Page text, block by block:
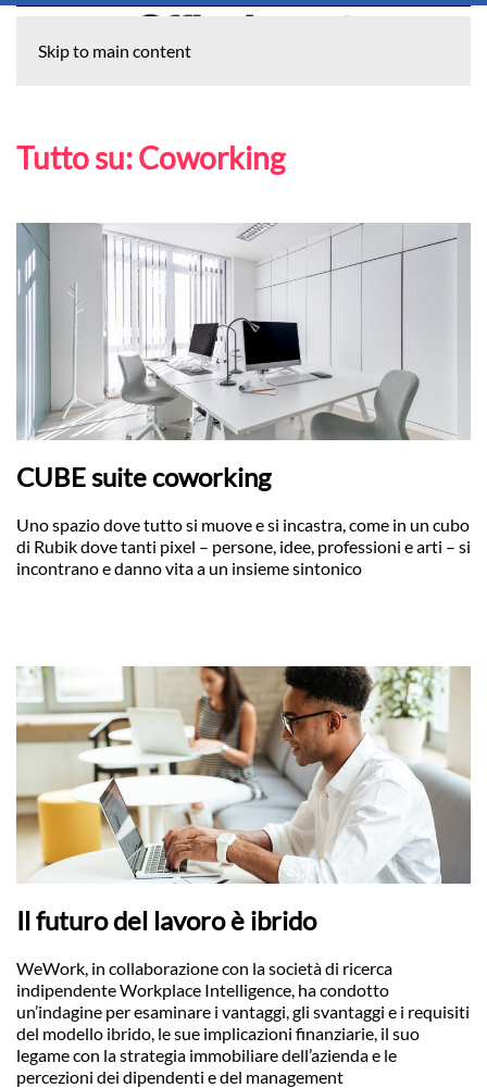
Skip to main content
Tutto su:Coworking
CUBE suite coworking
Uno spazio dove tutto si muove e si incastra, come in un cubo
di Rubik dove tanti pixel – persone, idee, professioni e arti – si
incontrano e danno vita a un insieme sintonico
Il futuro del lavoro è ibrido
WeWork, in collaborazione con la società di ricerca
indipendente Workplace Intelligence, ha condotto
un’indagine per esaminare i vantaggi, gli svantaggi e i requisiti
del modello ibrido, le sue implicazioni finanziarie, il suo
legame con la strategia immobiliare dell’azienda e le
percezioni dei dipendenti e del management